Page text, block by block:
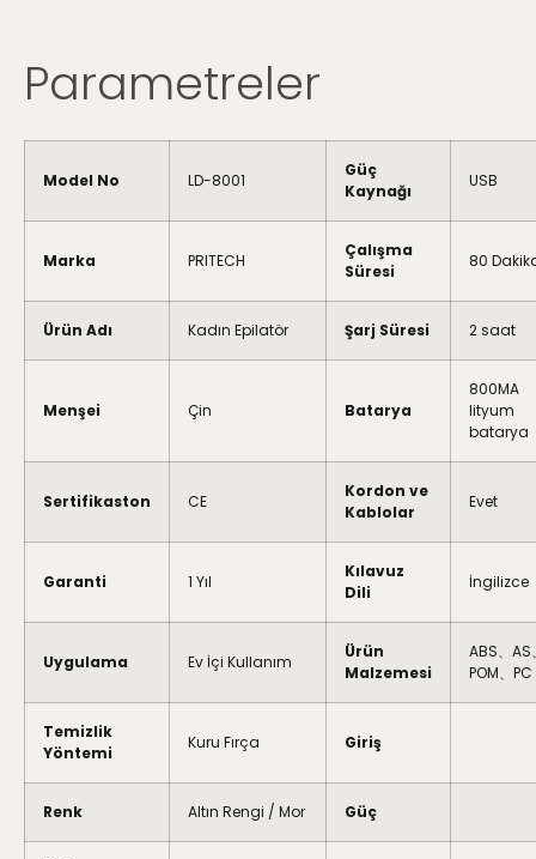
Parametreler
Model No LD-8001
Güç
Kaynağı
USB
Marka PRITECH
Çalışma
Süresi
80
Ürün Adı Kadın Epilatör Şarj Süresi 2 saat
Menşei Çin Batarya
800MA
lityum
batarya
Sertifikaston CE
Kordon ve
Kablolar
Evet
Garanti 1 Yıl
Kılavuz
Dili
İngilizce
Uygulama Ev İçi Kullanım
Ürün
Malzemesi
ABS、AS
POM、PC
Temizlik
Yöntemi
Kuru Fırça Giriş
Renk Altın Rengi / Mor Güç